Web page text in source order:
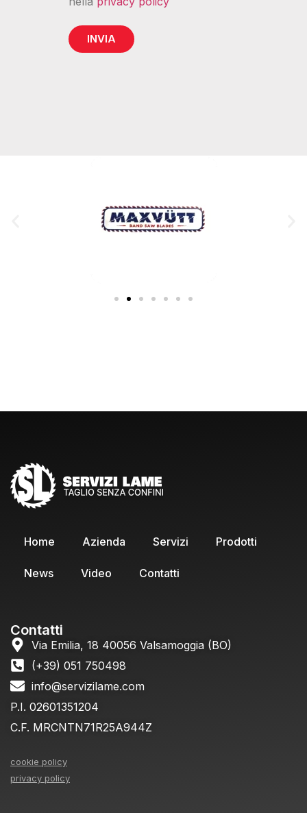
INVIA
Contatti
Via Emilia, 18 40056 Valsamoggia (BO)
(+39) 051 750498
info@servizilame.com
P.I. 02601351204
C.F. MRCNTN71R25A944Z
cookie policy
privacy policy
Home Azienda Servizi Prodotti
News Video Contatti